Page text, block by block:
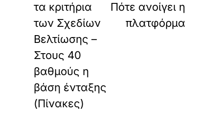
τα κριτήρια
των Σχεδίων
Βελτίωσης –
Στους 40
βαθμούς η
βάση ένταξης
(Πίνακες)
Πότε ανοίγει η
πλατφόρμα